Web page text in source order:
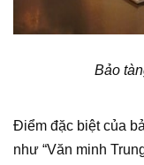
Bảo
Điểm đặc biệt của
như “Văn minh